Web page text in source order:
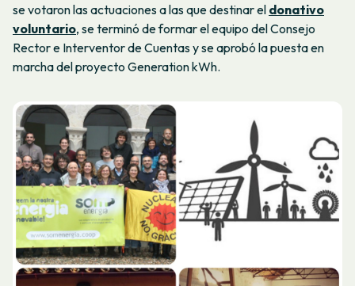
se votaron las actuaciones a las que destinar el donativo
voluntario, se terminó de formar el equipo del Consejo
Rector e Interventor de Cuentas y se aprobó la puesta en
marcha del proyecto Generation kWh.